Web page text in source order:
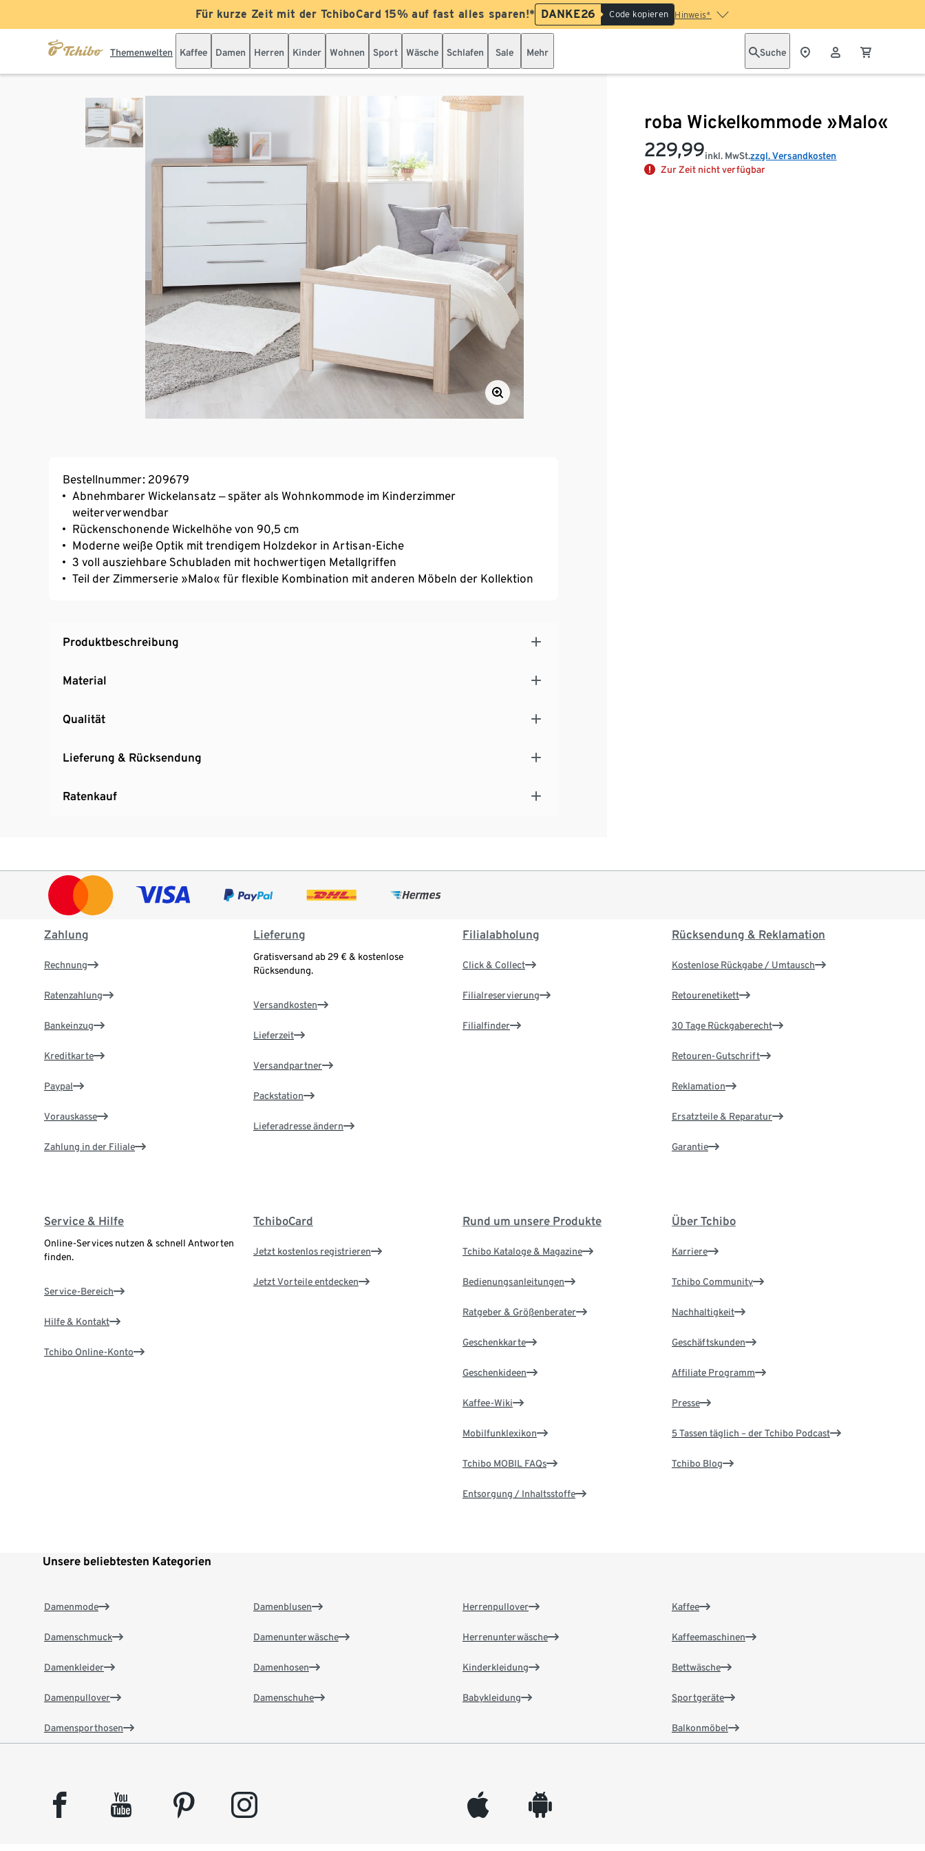
Für kurze Zeit mit der TchiboCard 15% auf fast alles sparen!* DANKE26 Code kopieren Hinweis*
Themenwelten Kaffee Damen Herren Kinder Wohnen Sport Wäsche Schlafen Sale Mehr Suche
roba Wickelkommode »Malo«
229,99inkl. MwSt.zzgl. Versandkosten
Zur Zeit nicht verfügbar
Bestellnummer: 209679
Abnehmbarer Wickelansatz ‒ später als Wohnkommode im Kinderzimmer
weiterverwendbar
Rückenschonende Wickelhöhe von 90,5 cm
Moderne weiße Optik mit trendigem Holzdekor in Artisan-Eiche
3 voll ausziehbare Schubladen mit hochwertigen Metallgriffen
Teil der Zimmerserie »Malo« für flexible Kombination mit anderen Möbeln der Kollektion
Produktbeschreibung
Material
Qualität
Lieferung & Rücksendung
Ratenkauf
Zahlung
Rechnung
Ratenzahlung
Bankeinzug
Kreditkarte
Paypal
Vorauskasse
Zahlung in der Filiale
Lieferung
Gratisversand ab 29 € & kostenlose
Rücksendung.
Versandkosten
Lieferzeit
Versandpartner
Packstation
Lieferadresse ändern
Filialabholung
Click & Collect
Filialreservierung
Filialfinder
Rücksendung & Reklamation
Kostenlose Rückgabe / Umtausch
Retourenetikett
30 Tage Rückgaberecht
Retouren-Gutschrift
Reklamation
Ersatzteile & Reparatur
Garantie
Service & Hilfe
Online-Services nutzen & schnell Antworten
finden.
Service-Bereich
Hilfe & Kontakt
Tchibo Online-Konto
TchiboCard
Jetzt kostenlos registrieren
Jetzt Vorteile entdecken
Rund um unsere Produkte
Tchibo Kataloge & Magazine
Bedienungsanleitungen
Ratgeber & Größenberater
Geschenkkarte
Geschenkideen
Kaffee-Wiki
Mobilfunklexikon
Tchibo MOBIL FAQs
Entsorgung / Inhaltsstoffe
Über Tchibo
Karriere
Tchibo Community
Nachhaltigkeit
Geschäftskunden
Affiliate Programm
Presse
5 Tassen täglich – der Tchibo Podcast
Tchibo Blog
Unsere beliebtesten Kategorien
Damenmode
Damenschmuck
Damenkleider
Damenpullover
Damensporthosen
Damenblusen
Damenunterwäsche
Damenhosen
Damenschuhe
Herrenpullover
Herrenunterwäsche
Kinderkleidung
Babykleidung
Kaffee
Kaffeemaschinen
Bettwäsche
Sportgeräte
Balkonmöbel
facebook youtube pinterest instagram appleinc android